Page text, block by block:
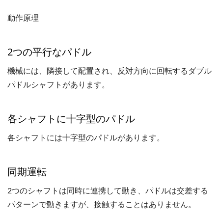
動作原理
2つの平行なパドル
機械には、隣接して配置され、反対方向に回転するダブル
パドルシャフトがあります。
各シャフトに十字型のパドル
各シャフトには十字型のパドルがあります。
同期運転
2つのシャフトは同時に連携して動き、パドルは交差する
パターンで動きますが、接触することはありません。